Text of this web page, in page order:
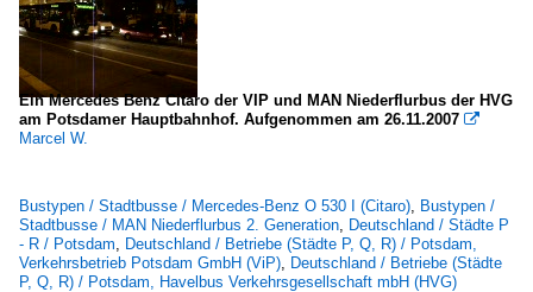
Ein Mercedes Benz Citaro der VIP und MAN Niederflurbus der HVG
am Potsdamer Hauptbahnhof. Aufgenommen am 26.11.2007 
Marcel W.
Bustypen / Stadtbusse / Mercedes-Benz O 530 I (Citaro), Bustypen /
Stadtbusse / MAN Niederflurbus 2. Generation, Deutschland / Städte P
- R / Potsdam, Deutschland / Betriebe (Städte P, Q, R) / Potsdam,
Verkehrsbetrieb Potsdam GmbH (ViP), Deutschland / Betriebe (Städte
P, Q, R) / Potsdam, Havelbus Verkehrsgesellschaft mbH (HVG)